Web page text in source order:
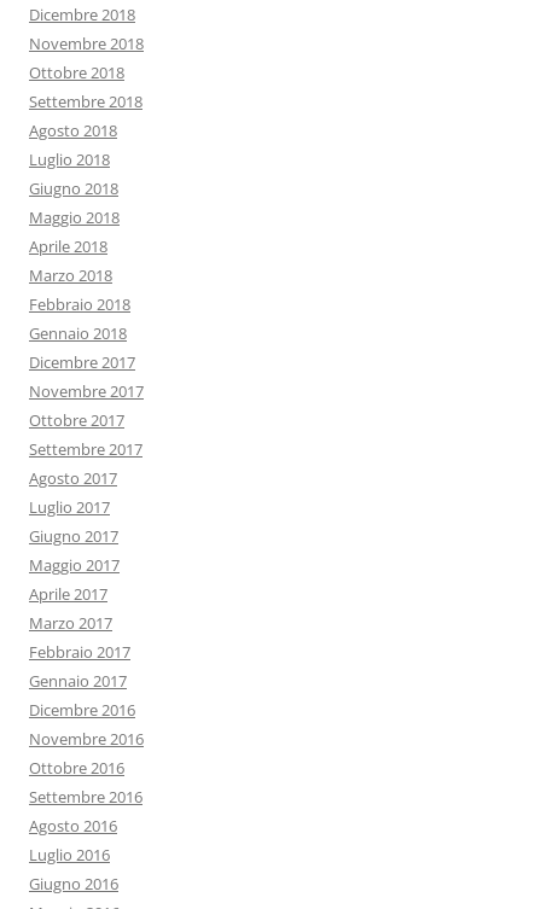
Dicembre 2018
Novembre 2018
Ottobre 2018
Settembre 2018
Agosto 2018
Luglio 2018
Giugno 2018
Maggio 2018
Aprile 2018
Marzo 2018
Febbraio 2018
Gennaio 2018
Dicembre 2017
Novembre 2017
Ottobre 2017
Settembre 2017
Agosto 2017
Luglio 2017
Giugno 2017
Maggio 2017
Aprile 2017
Marzo 2017
Febbraio 2017
Gennaio 2017
Dicembre 2016
Novembre 2016
Ottobre 2016
Settembre 2016
Agosto 2016
Luglio 2016
Giugno 2016